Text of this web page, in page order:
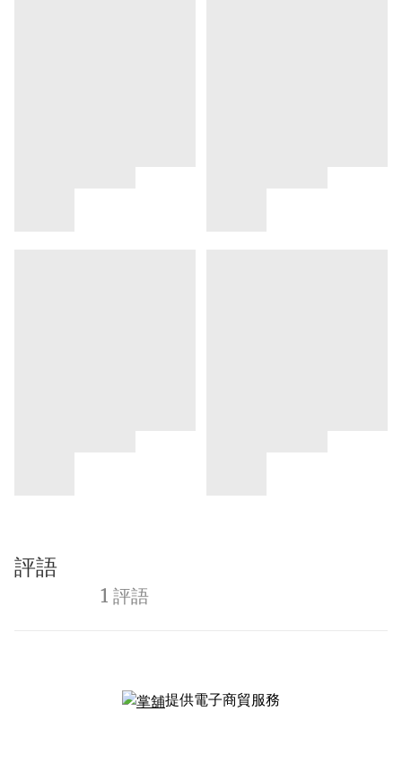
評語
1 評語
提供電子商貿服務